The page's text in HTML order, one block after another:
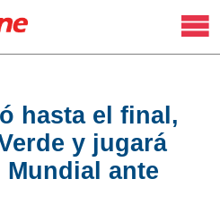
hasta el final,
y jugará
Mundial ante